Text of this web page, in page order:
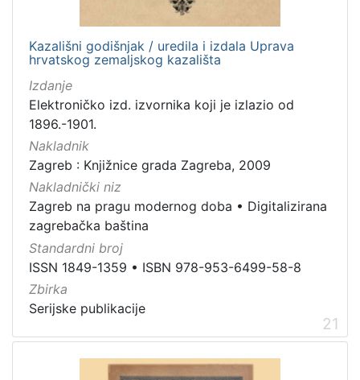
Kazališni godišnjak / uredila i izdala Uprava
hrvatskog zemaljskog kazališta
Izdanje
Elektroničko izd. izvornika koji je izlazio od
1896.-1901.
Nakladnik
Zagreb : Knjižnice grada Zagreba, 2009
Nakladnički niz
Zagreb na pragu modernog doba • Digitalizirana
zagrebačka baština
Standardni broj
ISSN 1849-1359 • ISBN 978-953-6499-58-8
Zbirka
Serijske publikacije
21